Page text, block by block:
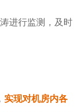
进行监测，及时
实现对机房内各